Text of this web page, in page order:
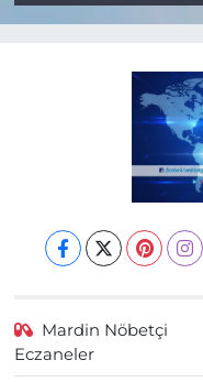
Mardin Nöbetçi
Eczaneler